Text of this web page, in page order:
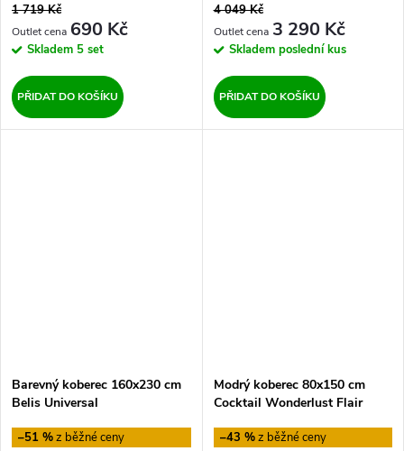
1 719 Kč
690 Kč
Skladem 5 set
PŘIDAT DO KOŠÍKU
4 049 Kč
3 290 Kč
Skladem poslední kus
PŘIDAT DO KOŠÍKU
Barevný koberec 160x230 cm
Belis Universal
–51 %
Modrý koberec 80x150 cm
Cocktail Wonderlust Flair
–43 %